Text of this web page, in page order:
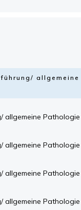
allgemeine Pathologie
allgemeine Pathologie
allgemeine Pathologie
allgemeine Pathologie